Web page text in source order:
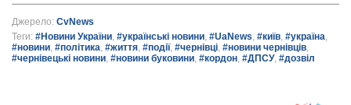
Джерело: CvNews
Теги: #Новини України, #українські новини, #UaNews, #київ, #україна,
#новини, #політика, #життя, #події, #чернівці, #новини чернівців,
#чернівецькі новини, #новини буковини, #кордон, #ДПСУ, #дозвіл